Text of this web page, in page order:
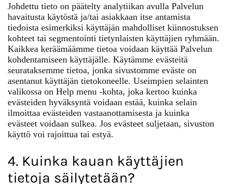
Johdettu tieto on päätelty analytiikan avulla Palvelun
havaitusta käytöstä ja/tai asiakkaan itse antamista
tiedoista esimerkiksi käyttäjän mahdolliset kiinnostuksen
kohteet tai segmentointi tietynlaisten käyttäjien ryhmään.
Kaikkea keräämäämme tietoa voidaan käyttää Palvelun
kohdentamiseen käyttäjälle. Käytämme evästeitä
seurataksemme tietoa, jonka sivustomme eväste on
asentanut käyttäjän tietokoneelle. Useimpien selainten
valikossa on Help menu -kohta, joka kertoo kuinka
evästeiden hyväksyntä voidaan estää, kuinka selain
ilmoittaa evästeiden vastaanottamisesta ja kuinka
evästeet voidaan sulkea. Jos evästeet suljetaan, sivuston
käyttö voi rajoittua tai estyä.
4. Kuinka kauan käyttäjien
tietoja säilytetään?